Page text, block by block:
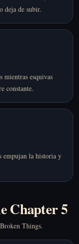
deja de subir.
mientras esquivas
constante.
empujan la historia y
Chapter 5
Things.